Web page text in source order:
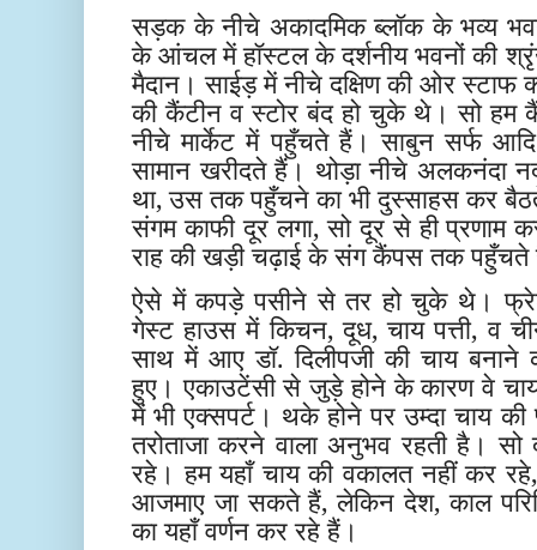
सड़क के नीचे अकादमिक ब्लॉक के भव्य
के आंचल में हॉस्टल के दर्शनीय भवनों की
मैदान। साईड़ में नीचे दक्षिण की ओर स्टाफ
की कैंटीन व स्टोर बंद हो चुके थे। सो हम
नीचे मार्केट में पहुँचते हैं। साबुन सर्फ
सामान खरीदते हैं। थोड़ा नीचे अलकनंदा
था, उस तक पहुँचने का भी दुस्साहस कर
संगम काफी दूर लगा, सो दूर से ही प्रणाम
राह की खड़ी चढ़ाई के संग कैंपस तक
ऐसे में कपड़े पसीने से तर हो चुके थे। फ्रेश
गेस्ट हाउस में किचन, दूध, चाय पत्ती, व
साथ में आए डॉ. दिलीपजी की चाय बनाने
हुए। एकाउटेंसी से जुड़े होने के कारण वे
में भी एक्सपर्ट। थके होने पर उम्दा चाय
तरोताजा करने वाला अनुभव रहती है।
रहे। हम यहाँ चाय की वकालत नहीं कर
आजमाए जा सकते हैं, लेकिन देश, काल
का यहाँ वर्णन कर रहे हैं।